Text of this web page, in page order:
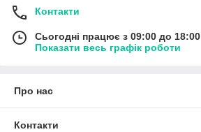
Контакти
Сьогодні працює з 09:00 до 18:00
Показати весь графік роботи
Про нас
Контакти